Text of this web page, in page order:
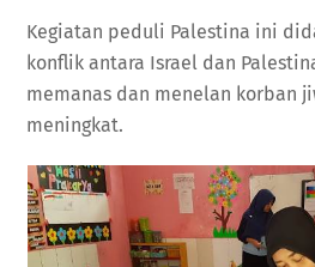
Kegiatan peduli Palestina ini
konflik antara Israel dan
memanas dan menelan korban
meningkat.